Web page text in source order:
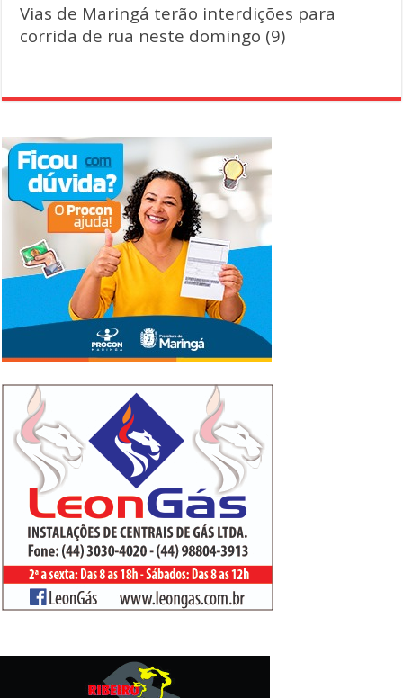
Vias de Maringá terão interdições para
corrida de rua neste domingo (9)